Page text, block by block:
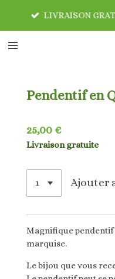
principal
LIVRAISON
Pendentif en
25,00 €
Livraison gratuite
Ajouter
Magnifique
marquise.
Le bijou que vous